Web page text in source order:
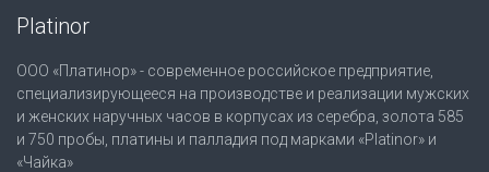
Platinor
ООО «Платинор» - современное российское предприятие,
специализирующееся на производстве и реализации мужских
и женских наручных часов в корпусах из серебра, золота 585
и 750 пробы, платины и палладия под марками «Platinor» и
«Чайка»